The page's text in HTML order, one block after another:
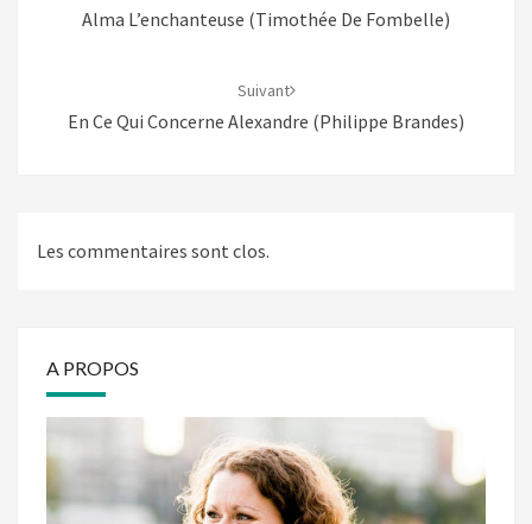
Alma L’enchanteuse (Timothée De Fombelle)
Suivant
En Ce Qui Concerne Alexandre (Philippe Brandes)
Les commentaires sont clos.
A PROPOS